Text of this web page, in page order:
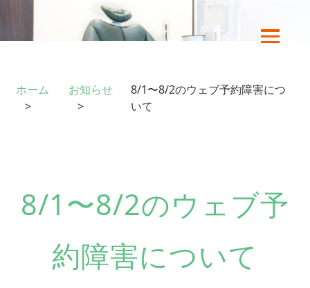
ホーム お知らせ
8/1〜8/2のウェブ予約障害につ
いて
8/1〜8/2のウェブ予
約障害について